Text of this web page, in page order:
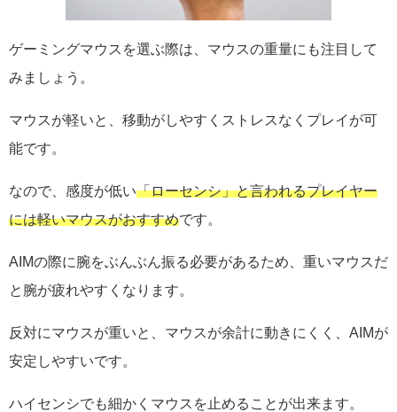
ゲーミングマウスを選ぶ際は、マウスの重量にも注目して
みましょう。
マウスが軽いと、移動がしやすくストレスなくプレイが可
能です。
なので、感度が低い「ローセンシ」と言われるプレイヤー
には軽いマウスがおすすめです。
AIMの際に腕をぶんぶん振る必要があるため、重いマウスだ
と腕が疲れやすくなります。
反対にマウスが重いと、マウスが余計に動きにくく、AIMが
安定しやすいです。
ハイセンシでも細かくマウスを止めることが出来ます。